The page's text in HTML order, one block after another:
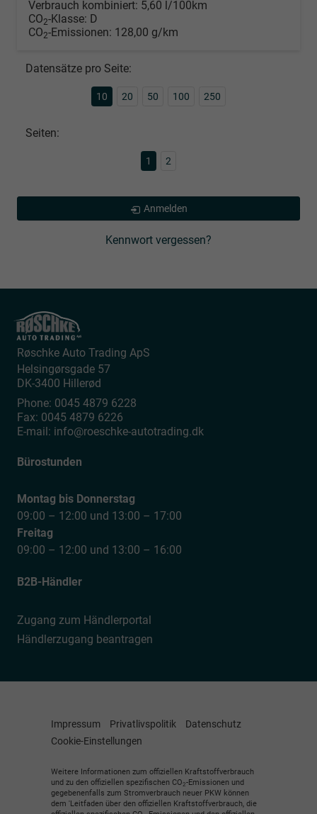
Verbrauch kombiniert: 5,60 l/100km
CO2-Klasse: D
CO2-Emissionen: 128,00 g/km
Datensätze pro Seite:
10 20 50 100 250
Seiten:
1 2
Anmelden
Kennwort vergessen?
Røschke Auto Trading ApS
Helsingørsgade 57
DK-3400 Hillerød
Phone: 0045 4879 6228
Fax: 0045 4879 6226
E-mail: info@roeschke-autotrading.dk
Bürostunden
Montag bis Donnerstag
09:00 – 12:00 und 13:00 – 17:00
Freitag
09:00 – 12:00 und 13:00 – 16:00
B2B-Händler
Zugang zum Händlerportal
Händlerzugang beantragen
Impressum Privatlivspolitik
Datenschutz
Cookie-Einstellungen
Weitere Informationen zum offiziellen Kraftstoffverbrauch
und zu den offiziellen spezifischen CO2-Emissionen und
gegebenenfalls zum Stromverbrauch neuer PKW können
dem 'Leitfaden über den offiziellen Kraftstoffverbrauch, die